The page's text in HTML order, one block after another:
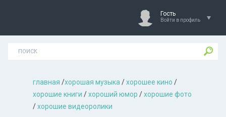
Гость
Войти в профиль
главная /хорошая музыкa /хорошее кино /
хорошие книги /хороший юмор /хорошие фото
/хорошие видеоролики